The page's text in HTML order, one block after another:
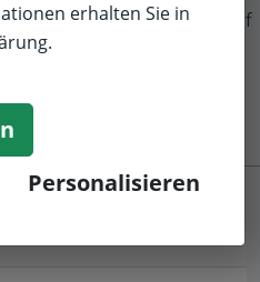
erhalten Sie in
Personalisieren
f